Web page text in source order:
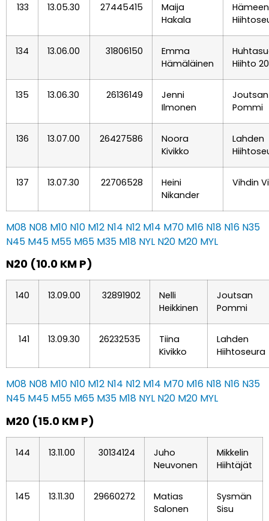
133 13.05.30 27445415
Maija
Hakala
134 13.06.00 31806150
Emma
Hämäläinen
Hiihto
135 13.06.30 26136149
Jenni
Ilmonen
Joutsan
Pommi
136 13.07.00 26427586
Noora
Kivikko
Lahden
137 13.07.30 22706528
Heini
Nikander
Vihdin
M08 N08 M10 N10 M12 N14 N12 M14 M70 M16 N18 N16 N35
N45 M45 M55 M65 M35 M18 NYL N20 M20 MYL
N20 (10.0 KM P)
140 13.09.00 32891902
Nelli
Heikkinen
Joutsan
Pommi
141 13.09.30 26232535
Tiina
Kivikko
Lahden
Hiihtoseura
M08 N08 M10 N10 M12 N14 N12 M14 M70 M16 N18 N16 N35
N45 M45 M55 M65 M35 M18 NYL N20 M20 MYL
M20 (15.0 KM P)
144 13.11.00 30134124
Juho
Neuvonen
Mikkelin
Hiihtäjät
145 13.11.30 29660272
Matias
Salonen
Sysmän
Sisu